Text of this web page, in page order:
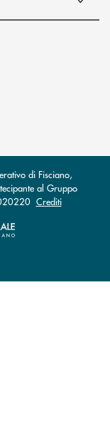
l’app di posta
di Fisciano,
al Gruppo
Crediti